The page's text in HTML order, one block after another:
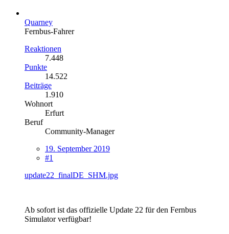
Quarney
Fernbus-Fahrer
Reaktionen
7.448
Punkte
14.522
Beiträge
1.910
Wohnort
Erfurt
Beruf
Community-Manager
19. September 2019
#1
update22_finalDE_SHM.jpg
Ab sofort ist das offizielle Update 22 für den Fernbus
Simulator verfügbar!